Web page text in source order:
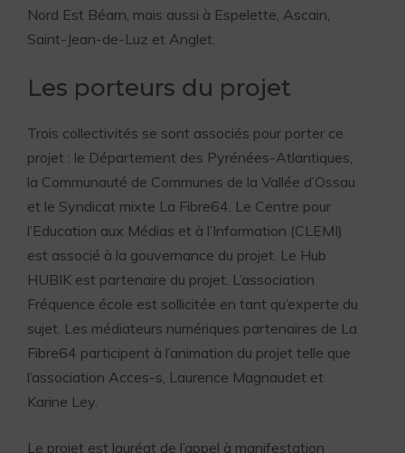
Nord Est Béarn, mais aussi à Espelette, Ascain,
Saint-Jean-de-Luz et Anglet.
Les porteurs du projet
Trois collectivités se sont associés pour porter ce
projet : le Département des Pyrénées-Atlantiques,
la Communauté de Communes de la Vallée d’Ossau
et le Syndicat mixte La Fibre64. Le Centre pour
l’Education aux Médias et à l’Information (CLEMI)
est associé à la gouvernance du projet. Le Hub
HUBIK est partenaire du projet. L’association
Fréquence école est sollicitée en tant qu’experte du
sujet. Les médiateurs numériques partenaires de La
Fibre64 participent à l’animation du projet telle que
l’association Acces-s, Laurence Magnaudet et
Karine Ley.
Le projet est lauréat de l’appel à manifestation